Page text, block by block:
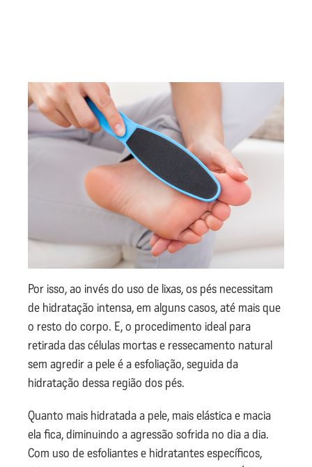
Por isso, ao invés do uso de lixas, os pés necessitam
de hidratação intensa, em alguns casos, até mais que
o resto do corpo. E, o procedimento ideal para
retirada das células mortas e ressecamento natural
sem agredir a pele é a esfoliação, seguida da
hidratação dessa região dos pés.
Quanto mais hidratada a pele, mais elástica e macia
ela fica, diminuindo a agressão sofrida no dia a dia.
Com uso de esfoliantes e hidratantes específicos,